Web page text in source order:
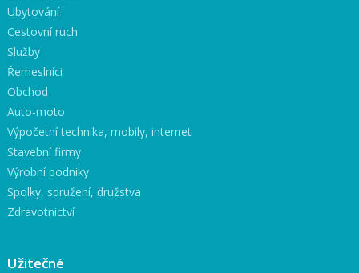
Ubytování
Cestovní ruch
Služby
Řemeslníci
Obchod
Auto-moto
Výpočetní technika, mobily, internet
Stavební firmy
Výrobní podniky
Spolky, sdružení, družstva
Zdravotnictví
Užitečné